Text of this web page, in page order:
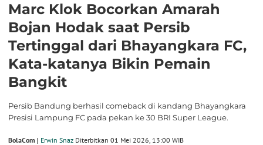
Marc Klok Bocorkan Amarah
Bojan Hodak saat Persib
Tertinggal dari Bhayangkara FC,
Kata-katanya Bikin Pemain
Bangkit
Persib Bandung berhasil comeback di kandang Bhayangkara
Presisi Lampung FC pada pekan ke 30 BRI Super League.
BolaCom | Erwin Snaz Diterbitkan 01 Mei 2026, 13:00 WIB